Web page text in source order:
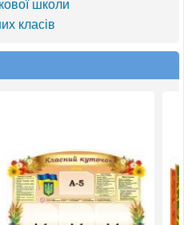
школи
класів